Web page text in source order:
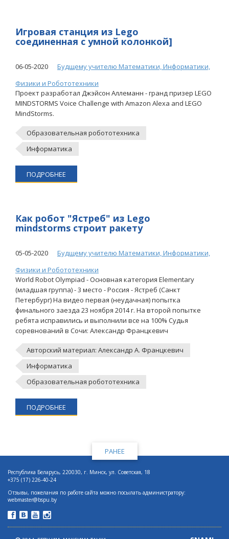
Игровая станция из Lego
соединенная с умной колонкой]
06-05-2020
Будщему учителю Математики, Информатики,
Физики и Робототехники
Проект разработал Джэйсон Аллеманн - гранд призер LEGO
MINDSTORMS Voice Challenge with Amazon Alexa and LEGO
MindStorms.
Образовательная робототехника
Информатика
ПОДРОБНЕЕ
Как робот "Ястреб" из Lego
mindstorms строит ракету
05-05-2020
Будщему учителю Математики, Информатики,
Физики и Робототехники
World Robot Olympiad - Основная категория Elementary
(младшая группа) - 3 место - Россия - Ястреб (Санкт
Петербург) На видео первая (неудачная) попытка
финального заезда 23 ноября 2014 г. На второй попытке
ребята исправились и выполнили все на 100% Судья
соревнований в Сочи: Александр Францкевич
Авторский материал: Александр А. Францкевич
Информатика
Образовательная робототехника
ПОДРОБНЕЕ
РАНЕЕ
Республика Беларусь, 220030, г. Минск, ул. Советская, 18
+375 (17) 226-40-24
Отзывы, пожелания по работе сайта можно посылать администратору:
webmaster@bspu.by